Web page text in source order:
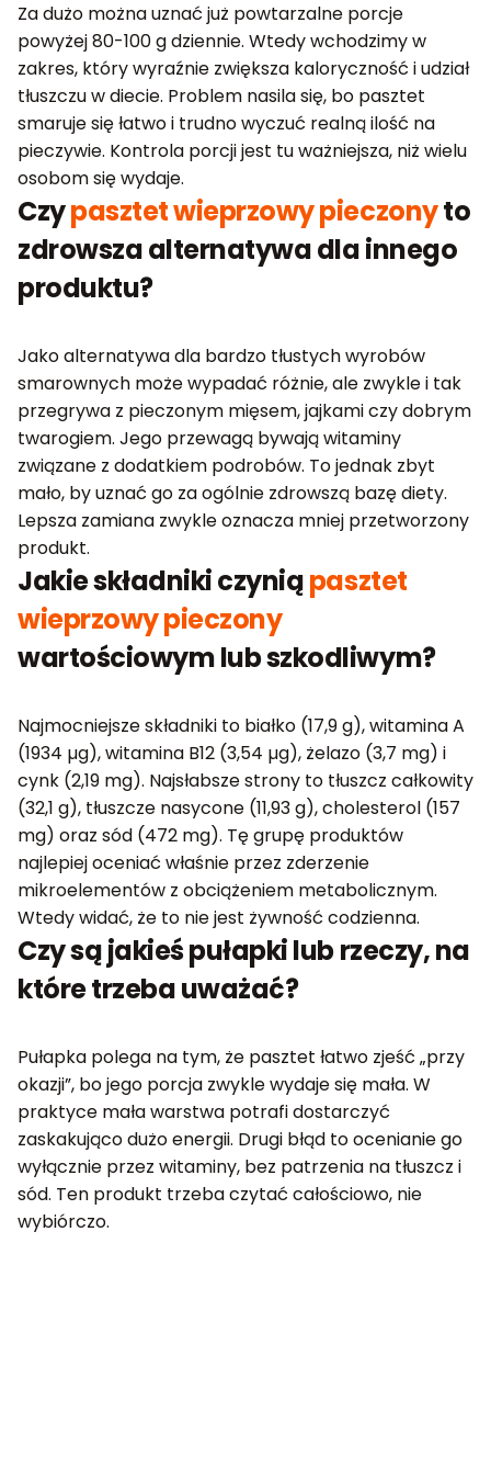
Za dużo można uznać już powtarzalne porcje
powyżej 80-100 g dziennie. Wtedy wchodzimy w
zakres, który wyraźnie zwiększa kaloryczność i udział
tłuszczu w diecie. Problem nasila się, bo pasztet
smaruje się łatwo i trudno wyczuć realną ilość na
pieczywie. Kontrola porcji jest tu ważniejsza, niż wielu
osobom się wydaje.
Czypasztet wieprzowy pieczonyto
zdrowsza alternatywa dla innego
produktu?
Jako alternatywa dla bardzo tłustych wyrobów
smarownych może wypadać różnie, ale zwykle i tak
przegrywa z pieczonym mięsem, jajkami czy dobrym
twarogiem. Jego przewagą bywają witaminy
związane z dodatkiem podrobów. To jednak zbyt
mało, by uznać go za ogólnie zdrowszą bazę diety.
Lepsza zamiana zwykle oznacza mniej przetworzony
produkt.
Jakie składniki czyniąpasztet
wieprzowy pieczony
wartościowym lub szkodliwym?
Najmocniejsze składniki to białko (17,9 g), witamina A
(1934 µg), witamina B12 (3,54 µg), żelazo (3,7 mg) i
cynk (2,19 mg). Najsłabsze strony to tłuszcz całkowity
(32,1 g), tłuszcze nasycone (11,93 g), cholesterol (157
mg) oraz sód (472 mg). Tę grupę produktów
najlepiej oceniać właśnie przez zderzenie
mikroelementów z obciążeniem metabolicznym.
Wtedy widać, że to nie jest żywność codzienna.
Czy są jakieś pułapki lub rzeczy, na
które trzeba uważać?
Pułapka polega na tym, że pasztet łatwo zjeść „przy
okazji”, bo jego porcja zwykle wydaje się mała. W
praktyce mała warstwa potrafi dostarczyć
zaskakująco dużo energii. Drugi błąd to ocenianie go
wyłącznie przez witaminy, bez patrzenia na tłuszcz i
sód. Ten produkt trzeba czytać całościowo, nie
wybiórczo.